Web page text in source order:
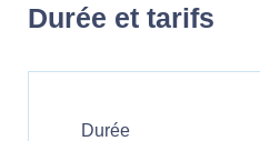
Durée et tarifs
Durée